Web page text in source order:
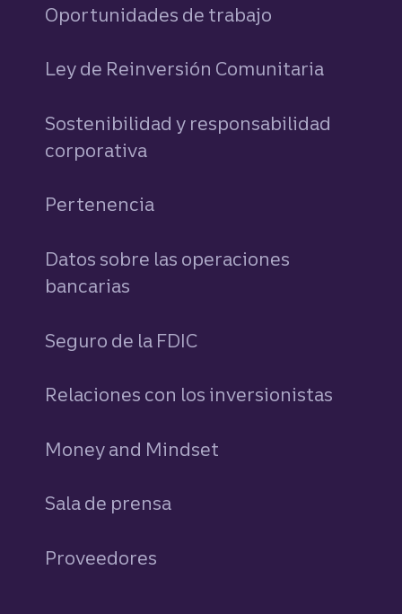
Oportunidades de trabajo
Ley de Reinversión Comunitaria
Sostenibilidad y responsabilidad
corporativa
Pertenencia
Datos sobre las operaciones
bancarias
Seguro de la FDIC
Relaciones con los inversionistas
Money and Mindset
Sala de prensa
Proveedores